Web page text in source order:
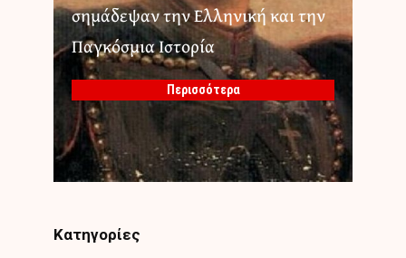
σημάδεψαν την Ελληνική και την
Παγκόσμια Ιστορία
Περισσότερα
Κατηγορίες